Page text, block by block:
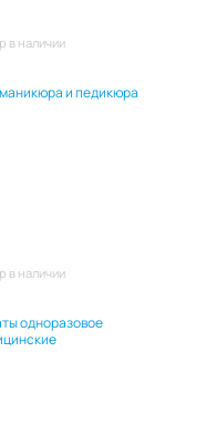
в наличии
и педикюра
в наличии
одноразовое